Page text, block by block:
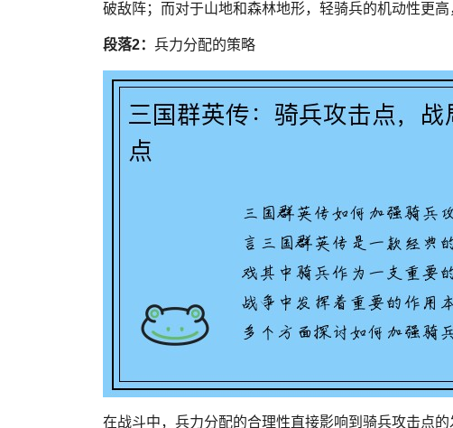
破敌阵；而对于山地和森林地形，轻骑兵的机动性更
段落2： 兵力分配的策略
在战斗中，兵力分配的合理性直接影响到骑兵攻击点